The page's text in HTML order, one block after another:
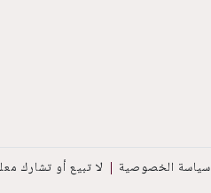
سياسة الخصوصية لا تبيع أو تشارك